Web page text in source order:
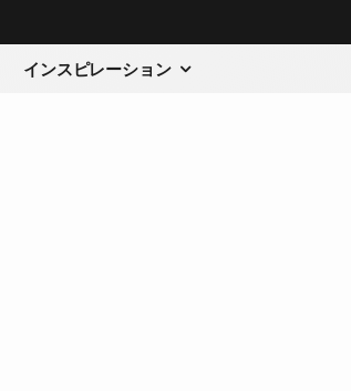
インスピレーション